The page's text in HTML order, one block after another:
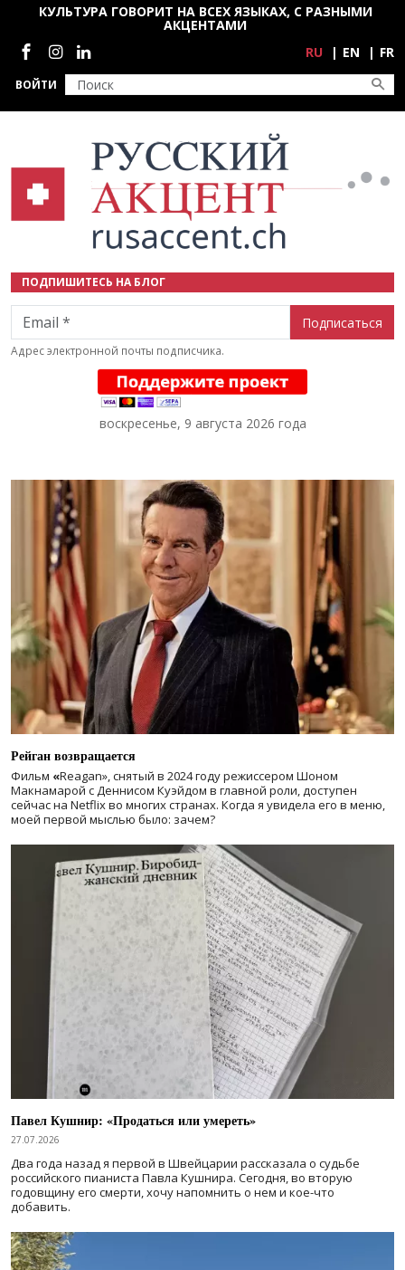
Перейти к основному содержанию
ВОЙТИ
КУЛЬТУРА ГОВОРИТ НА ВСЕХ ЯЗЫКАХ, С РАЗНЫМИ
АКЦЕНТАМИ
Социальные сети
RU EN FR
ПОДПИШИТЕСЬ НА БЛОГ
Email
Адрес электронной почты подписчика.
воскресенье, 9 августа 2026 года
Рейган возвращается
Фильм «Reagan», снятый в 2024 годурежиссером Шоном
Макнамарой с Деннисом Куэйдом в главной роли, доступен
сейчас на Netflix во многих странах. Когда я увидела его в меню,
моей первой мыслью было: зачем?
Павел Кушнир: «Продаться или умереть»
27.07.2026
Два года назад я первой в Швейцарии рассказала о судьбе
российского пианиста Павла Кушнира. Сегодня, во вторую
годовщину его смерти, хочу напомнить о нем и кое-что
добавить.